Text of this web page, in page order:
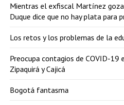
Mientras el exfiscal Martínez
Duque dice que no hay plata para
Los retos y los problemas de la
Preocupa contagios de COVID-19
Zipaquirá y Cajicá
Bogotá fantasma